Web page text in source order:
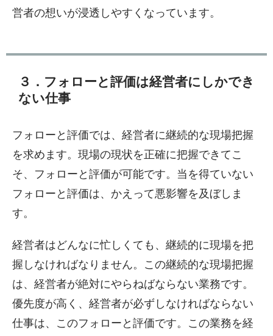
営者の想いが浸透しやすくなっています。
３．フォローと評価は経営者にしかでき
ない仕事
フォローと評価では、経営者に継続的な現場把握
を求めます。現場の現状を正確に把握できてこ
そ、フォローと評価が可能です。当を得ていない
フォローと評価は、かえって悪影響を及ぼしま
す。
経営者はどんなに忙しくても、継続的に現場を把
握しなければなりません。この継続的な現場把握
は、経営者が絶対にやらねばならない業務です。
優先度が高く、経営者が必ずしなければならない
仕事は、このフォローと評価です。この業務を経